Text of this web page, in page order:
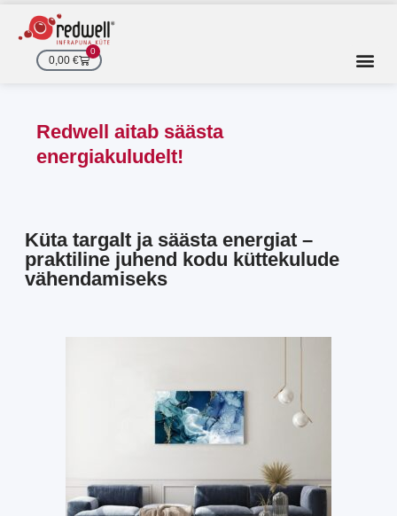
content
0,00 €
0
Cart
Redwell aitab säästa
energiakuludelt!
Küta targalt ja säästa energiat –
praktiline juhend kodu küttekulude
vähendamiseks